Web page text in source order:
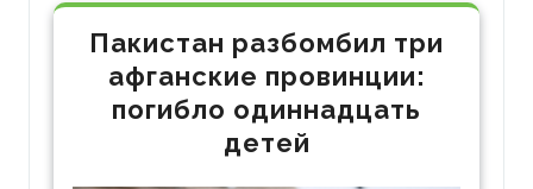
Пакистан разбомбил три
афганские провинции:
погибло одиннадцать
детей